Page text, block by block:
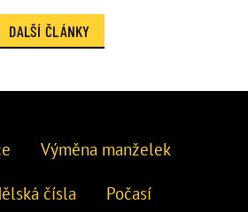
DALŠÍ ČLÁNKY
Výměna manželek
čísla Počasí